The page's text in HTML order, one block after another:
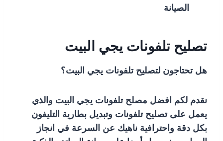
الصيانة
تصليح تلفونات يجي البيت
هل تحتاجون لتصليح تلفونات يجي البيت؟
نقدم لكم افضل مصلح تلفونات يجي البيت والذي
يعمل على تصليح تلفونات وتبديل بطارية التليفون
بكل دقة واحترافية ناهيك عن السرعة في انجاز